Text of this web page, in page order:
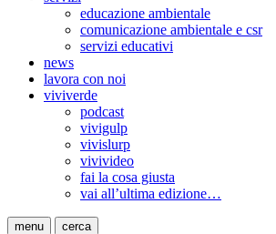
educazione ambientale
comunicazione ambientale e csr
servizi educativi
news
lavora con noi
viviverde
podcast
vivigulp
vivislurp
vivivideo
fai la cosa giusta
vai all’ultima edizione…
menu cerca